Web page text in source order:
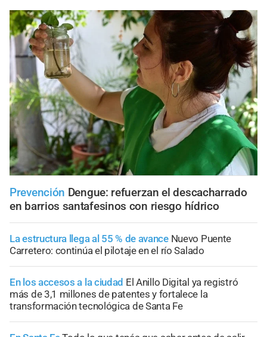
Prevención Dengue: refuerzan el descacharrado
en barrios santafesinos con riesgo hídrico
La estructura llega al 55 % de avance Nuevo Puente
Carretero: continúa el pilotaje en el río Salado
En los accesos a la ciudad El Anillo Digital ya registró
más de 3,1 millones de patentes y fortalece la
transformación tecnológica de Santa Fe